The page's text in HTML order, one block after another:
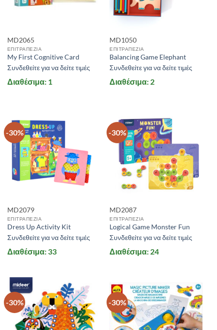
ΝΑΙ
+
ΕΎΡΟΣ ΤΙΜΏΝ
Price:4 €—17 €
MD2065
ΕΠΙΤΡΑΠΕΖΙΑ
My First Cognitive Card
Συνδεθείτε για να δείτε τιμές
Διαθέσιμα: 1
MD1050
ΕΠΙΤΡΑΠΕΖΙΑ
Balancing Game Elephant
Συνδεθείτε για να δείτε τιμές
Διαθέσιμα: 2
-30%
MD2079
ΕΠΙΤΡΑΠΕΖΙΑ
Dress Up Activity Kit
Συνδεθείτε για να δείτε τιμές
Διαθέσιμα: 33
-30%
MD2087
ΕΠΙΤΡΑΠΕΖΙΑ
Logical Game Monster Fun
Συνδεθείτε για να δείτε τιμές
Διαθέσιμα: 24
-30% -30%